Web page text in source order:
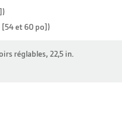
[54 et 60 po])
réglables, 22,5 in.